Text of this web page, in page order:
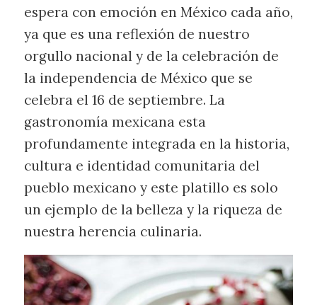
espera con emoción en México cada año,
ya que es una reflexión de nuestro
orgullo nacional y de la celebración de
la independencia de México que se
celebra el 16 de septiembre. La
gastronomía mexicana esta
profundamente integrada en la historia,
cultura e identidad comunitaria del
pueblo mexicano y este platillo es solo
un ejemplo de la belleza y la riqueza de
nuestra herencia culinaria.